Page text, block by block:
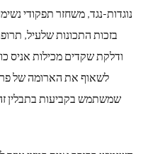
נוגדות-נגד, משחזר תפקודי
בזכות התכונות שלעיל,
ודלקת שקדים מכילות אניס
לשאוף את הארומה של
שמשתמש בקביעות בתבלין